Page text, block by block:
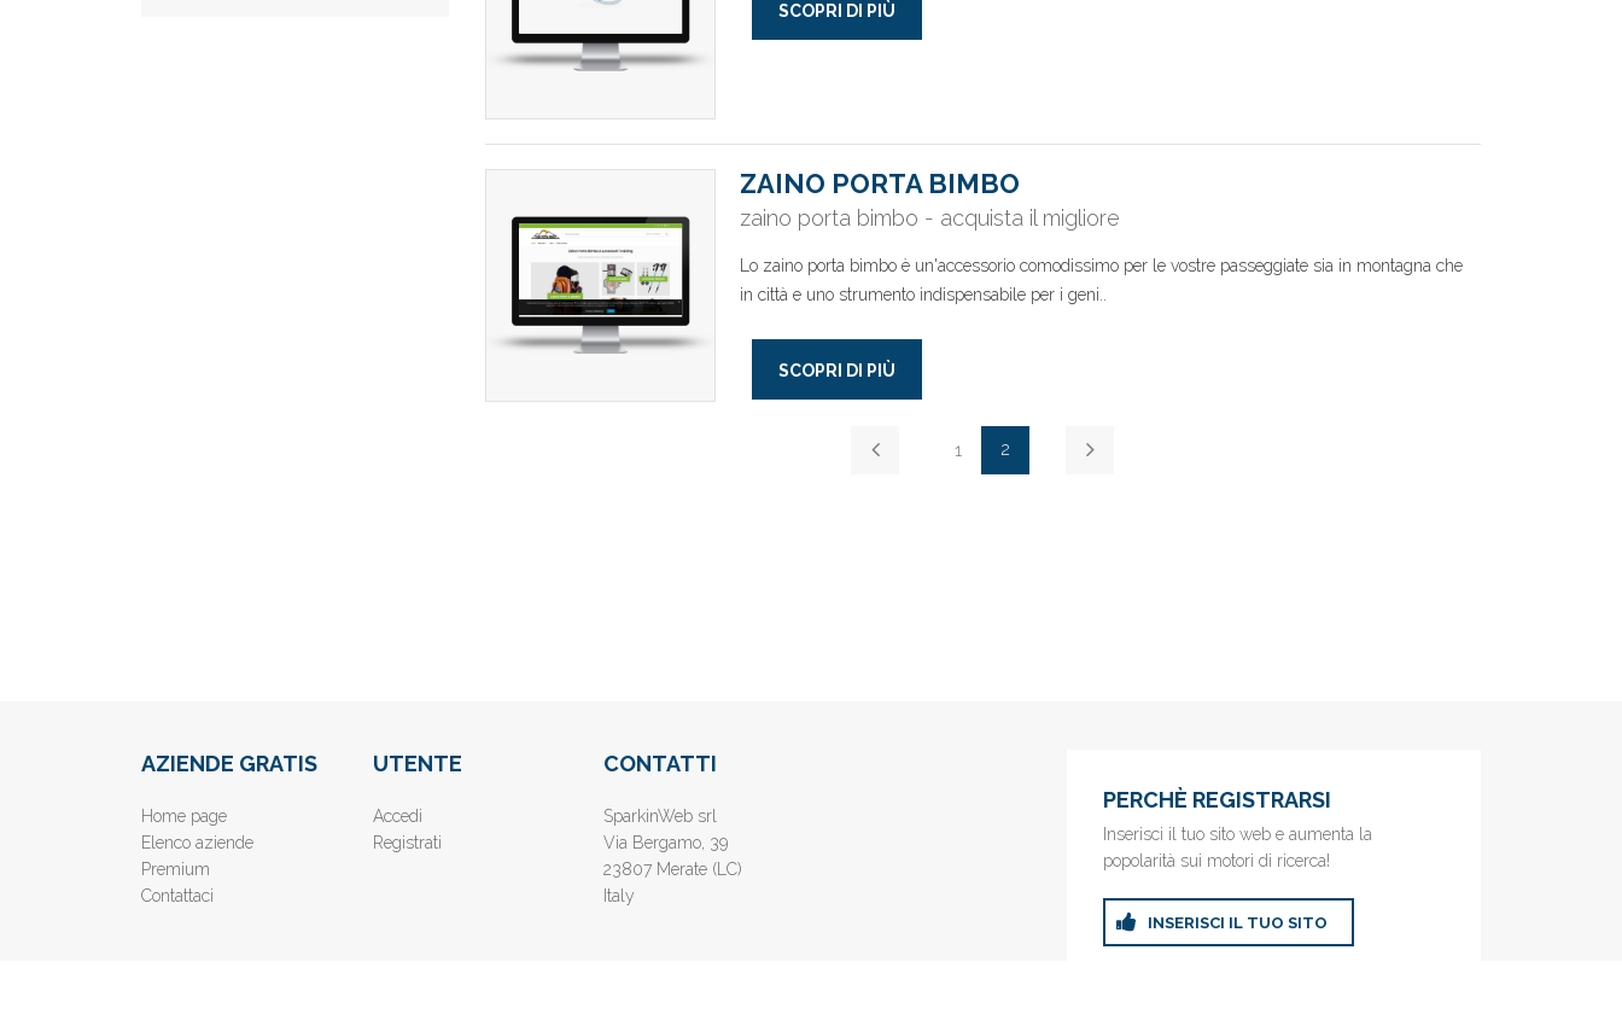
SCOPRI DI PIÙ
ZAINO PORTA BIMBO
zaino porta bimbo - acquista il migliore
Lo zaino porta bimbo è un'accessorio comodissimo per le vostre passeggiate sia in montagna che
in città e uno strumento indispensabile per i geni..
SCOPRI DI PIÙ
1 2
AZIENDE GRATIS
Home page
Elenco aziende
Premium
Contattaci
UTENTE
Accedi
Registrati
CONTATTI
SparkinWeb srl
Via Bergamo, 39
23807 Merate (LC)
Italy
PERCHÈ REGISTRARSI
Inserisci il tuo sito web e aumenta la
popolarità sui motori di ricerca!
INSERISCI IL TUO SITO